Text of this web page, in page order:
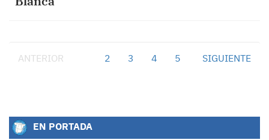
ANTERIOR 2 3 4 5 SIGUIENTE
EN PORTADA